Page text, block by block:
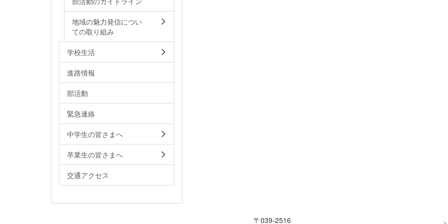
地域の魅力発信につい
ての取り組み
学校生活
進路情報
部活動
緊急連絡
中学生の皆さまへ
卒業生の皆さまへ
交通アクセス
〒039-2516